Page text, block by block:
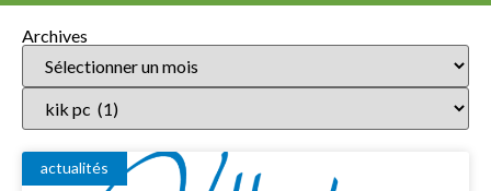
Archives
actualités